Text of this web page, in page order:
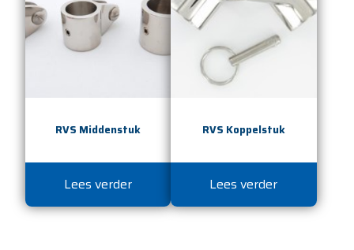
RVS Middenstuk
Lees verder
RVS Koppelstuk
Lees verder